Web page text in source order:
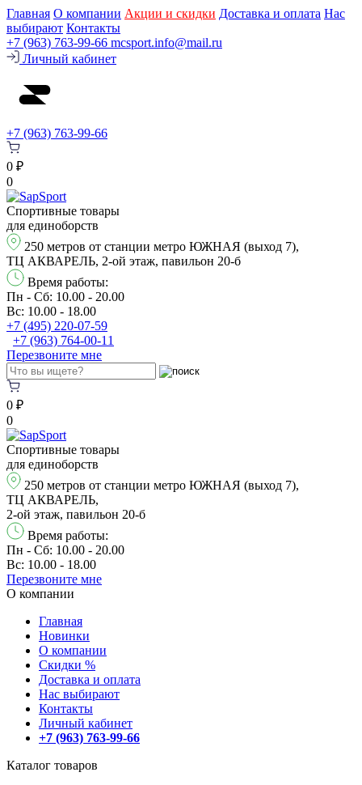
Главная О компании Акции и скидки Доставка и оплата Нас
выбирают Контакты
+7 (963) 763-99-66 mcsport.info@mail.ru
Личный кабинет
+7 (963) 763-99-66
0 ₽
0
Спортивные товары
для единоборств
250 метров от станции метро ЮЖНАЯ (выход 7),
ТЦ АКВАРЕЛЬ, 2-ой этаж, павильон 20-б
Время работы:
Пн - Сб: 10.00 - 20.00
Вс: 10.00 - 18.00
+7 (495) 220-07-59
+7 (963) 764-00-11
Перезвонитe мне
0 ₽
0
Спортивные товары
для единоборств
250 метров от станции метро ЮЖНАЯ (выход 7),
ТЦ АКВАРЕЛЬ,
2-ой этаж, павильон 20-б
Время работы:
Пн - Сб: 10.00 - 20.00
Вс: 10.00 - 18.00
Перезвонитe мне
О компании
Главная
Новинки
О компании
Скидки %
Доставка и оплата
Нас выбирают
Контакты
Личный кабинет
+7 (963) 763-99-66
Каталог товаров